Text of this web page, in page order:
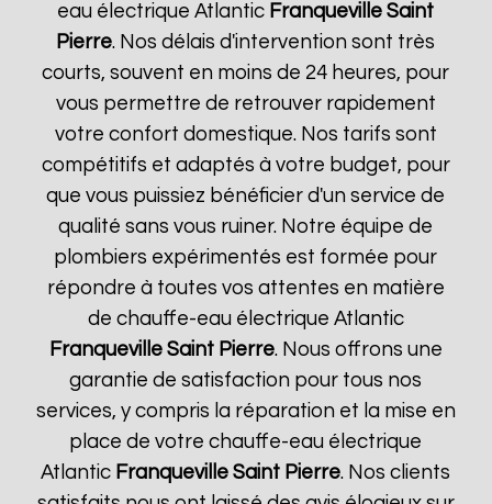
eau électrique Atlantic Franqueville Saint
Pierre. Nos délais d'intervention sont très
courts, souvent en moins de 24 heures, pour
vous permettre de retrouver rapidement
votre confort domestique. Nos tarifs sont
compétitifs et adaptés à votre budget, pour
que vous puissiez bénéficier d'un service de
qualité sans vous ruiner. Notre équipe de
plombiers expérimentés est formée pour
répondre à toutes vos attentes en matière
de chauffe-eau électrique Atlantic
Franqueville Saint Pierre. Nous offrons une
garantie de satisfaction pour tous nos
services, y compris la réparation et la mise en
place de votre chauffe-eau électrique
Atlantic Franqueville Saint Pierre. Nos clients